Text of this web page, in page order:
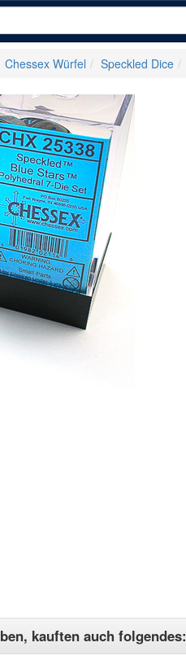
Chessex Würfel Speckled Dice
kauften auch folgendes: